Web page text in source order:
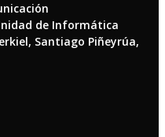
de Informática
Santiago Piñeyrúa,